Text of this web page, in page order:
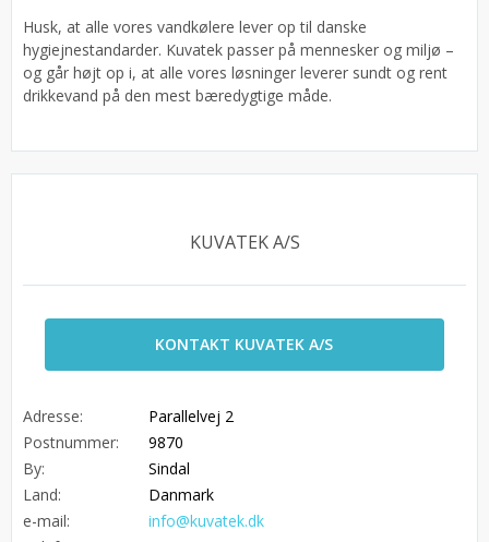
Husk, at alle vores vandkølere lever op til danske
hygiejnestandarder. Kuvatek passer på mennesker og miljø –
og går højt op i, at alle vores løsninger leverer sundt og rent
drikkevand på den mest bæredygtige måde.
KUVATEK A/S
KONTAKT KUVATEK A/S
Adresse:
Parallelvej 2
Postnummer:
9870
By:
Sindal
Land:
Danmark
e-mail:
info@kuvatek.dk